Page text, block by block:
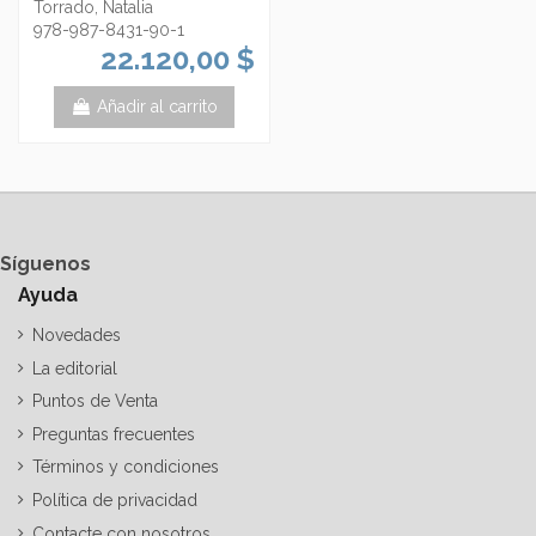
Torrado, Natalia
978-987-8431-90-1
22.120,00 $
Añadir al carrito
Síguenos
Ayuda
Novedades
La editorial
Puntos de Venta
Preguntas frecuentes
Términos y condiciones
Política de privacidad